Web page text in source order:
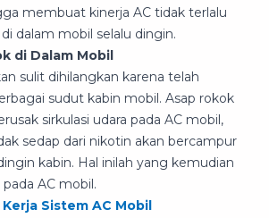
membuat kinerja AC tidak terlalu
dalam mobil selalu dingin.
di Dalam Mobil
sulit dihilangkan karena telah
sudut kabin mobil. Asap rokok
sirkulasi udara pada AC mobil,
sedap dari nikotin akan bercampur
kabin. Hal inilah yang kemudian
AC mobil.
Kerja Sistem AC Mobil